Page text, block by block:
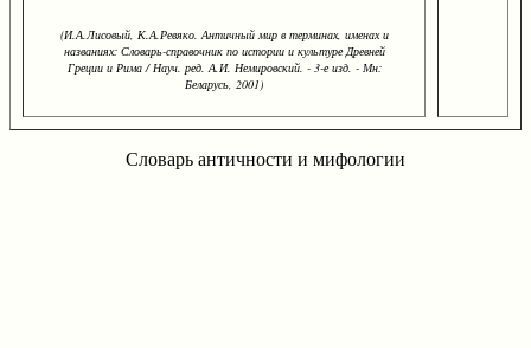
(И.А.Лисовый, К.А.Ревяко. Античный мир в терминах, именах и
названиях: Словарь-справочник по истории и культуре Древней
Греции и Рима / Науч. ред. А.И. Немировский. - 3-е изд. - Мн:
Беларусь, 2001)
Словарь античности и мифологии